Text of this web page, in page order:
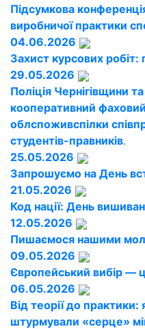
Підсумкова
виробничої практики
04.06.2026
Захист курсових
29.05.2026
Поліція Чернігівщини
кооперативний
облспоживспілки
студентів-правників.
25.05.2026
Запрошуємо на День
21.05.2026
Код нації: День
12.05.2026
Пишаємося нашими
09.05.2026
Європейський вибір —
06.05.2026
Від теорії до
штурмували «серце»